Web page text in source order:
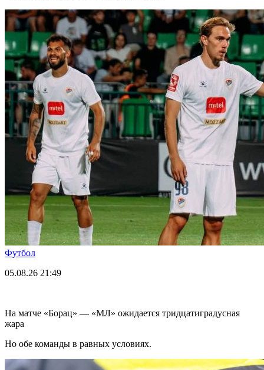
Футбол
05.08.26 21:49
На матче «Борац» — «МЛ» ожидается тридцатиградусная
жара
Но обе команды в равных условиях.